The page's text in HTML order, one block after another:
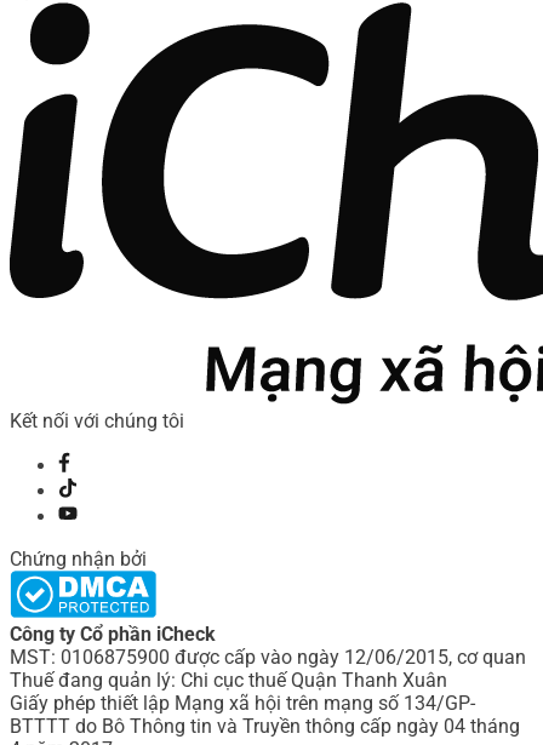
Kết nối với chúng tôi
Chứng nhận bởi
Công ty Cổ phần iCheck
MST: 0106875900 được cấp vào ngày 12/06/2015, cơ quan
Thuế đang quản lý: Chi cục thuế Quận Thanh Xuân
Giấy phép thiết lập Mạng xã hội trên mạng số 134/GP-
BTTTT do Bô Thông tin và Truyền thông cấp ngày 04 tháng